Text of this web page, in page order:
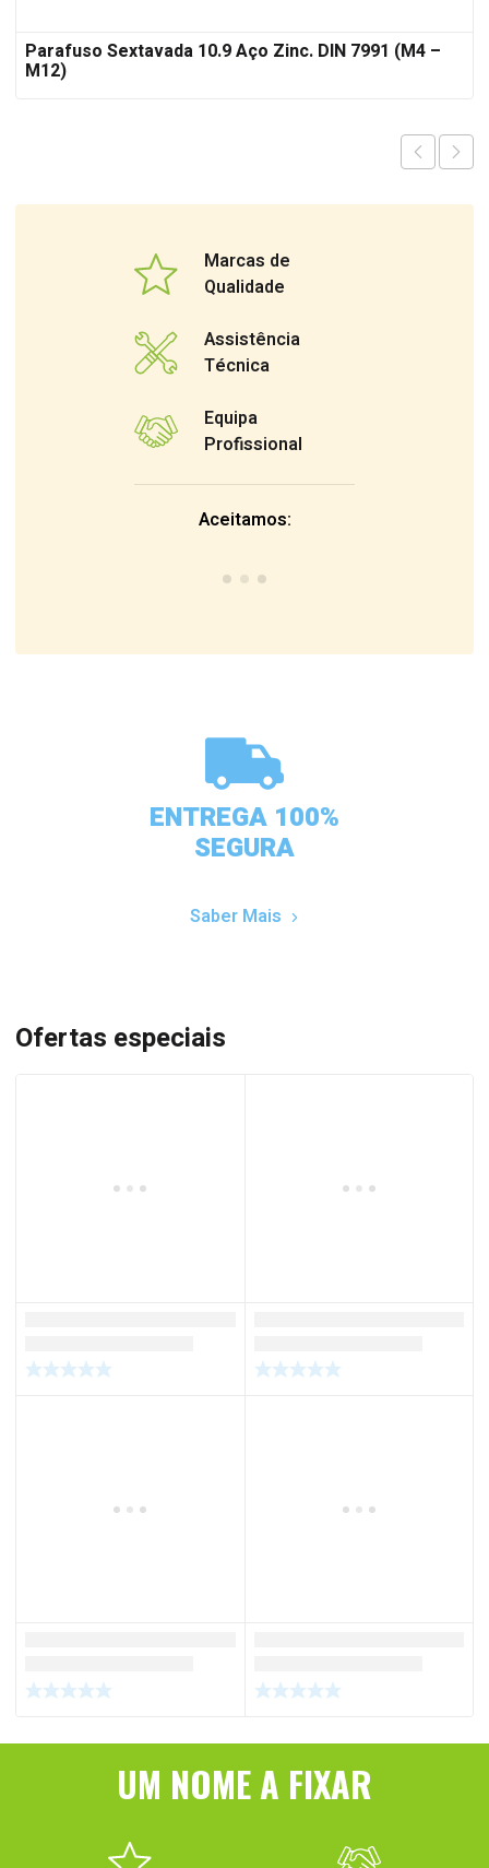
Parafuso Sextavada 10.9 Aço Zinc. DIN 7991 (M4 –
M12)
Marcas de
Qualidade
Assistência
Técnica
Equipa
Profissional
Aceitamos:
ENTREGA 100%
SEGURA
Saber Mais
Ofertas especiais
UM NOME A FIXAR